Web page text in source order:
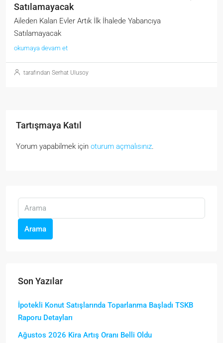
Satılamayacak
Aileden Kalan Evler Artık İlk İhalede Yabancıya
Satılamayacak
okumaya devam et
tarafından Serhat Ulusoy
Tartışmaya Katıl
Yorum yapabilmek için oturum açmalısınız
Arama
Son Yazılar
İpotekli Konut Satışlarında Toparlanma Başladı TSKB
Raporu Detayları
Ağustos 2026 Kira Artış Oranı Belli Oldu